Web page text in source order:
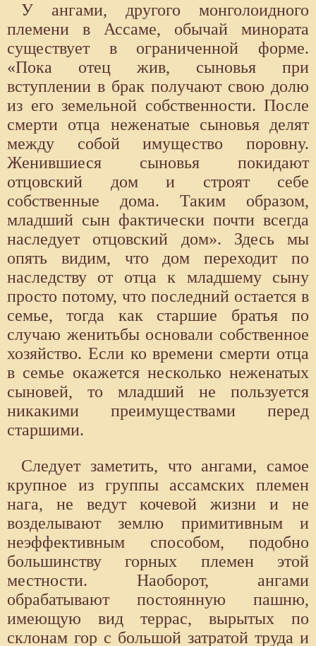
У ангами, другого монголоидного
племени в Ассаме, обычай минората
существует в ограниченной форме.
«Пока отец жив, сыновья при
вступлении в брак получают свою долю
из его земельной собственности. После
смерти отца неженатые сыновья делят
между собой имущество поровну.
Женившиеся сыновья покидают
отцовский дом и строят себе
собственные дома. Таким образом,
младший сын фактически почти всегда
наследует отцовский дом». Здесь мы
опять видим, что дом переходит по
наследству от отца к младшему сыну
просто потому, что последний остается в
семье, тогда как старшие братья по
случаю женитьбы основали собственное
хозяйство. Если ко времени смерти отца
в семье окажется несколько неженатых
сыновей, то младший не пользуется
никакими преимуществами перед
старшими.
Следует заметить, что ангами, самое
крупное из группы ассамских племен
нага, не ведут кочевой жизни и не
возделывают землю примитивным и
неэффективным способом, подобно
большинству горных племен этой
местности. Наоборот, ангами
обрабатывают постоянную пашню,
имеющую вид террас, вырытых по
склонам гор с большой затратой труда и